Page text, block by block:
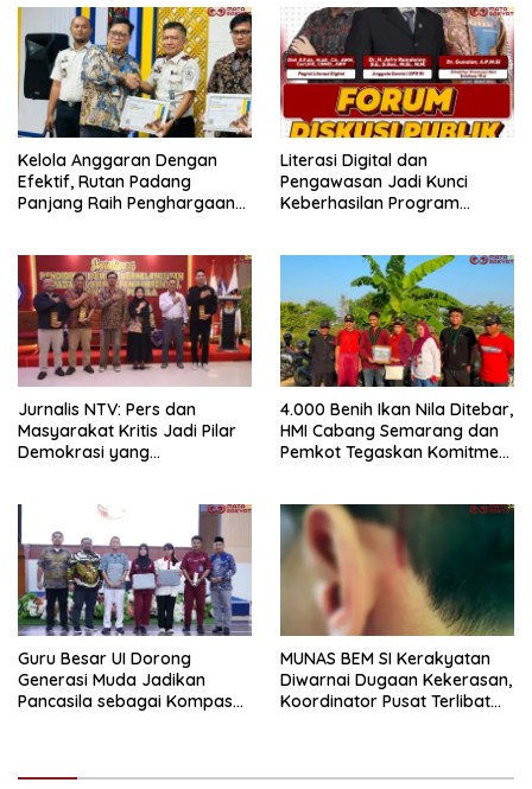
Kelola Anggaran Dengan
Efektif, Rutan Padang
Panjang Raih Penghargaan
Literasi Digital dan
Pengawasan Jadi Kunci
Keberhasilan Program
Jurnalis NTV: Pers dan
Masyarakat Kritis Jadi Pilar
Demokrasi yang
4.000 Benih Ikan Nila Ditebar,
HMI Cabang Semarang dan
Pemkot Tegaskan Komitmen
Guru Besar UI Dorong
Generasi Muda Jadikan
Pancasila sebagai Kompas
MUNAS BEM SI Kerakyatan
Diwarnai Dugaan Kekerasan,
Koordinator Pusat Terlibat